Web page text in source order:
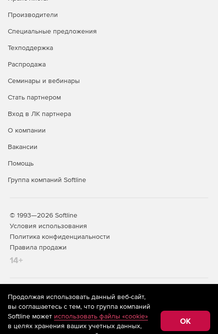
Производители
Специальные предложения
Техподдержка
Распродажа
Семинары и вебинары
Стать партнером
Вход в ЛК партнера
О компании
Вакансии
Помощь
Группа компаний Softline
© 1993—2026 Softline
Условия использования
Политика конфиденциальности
Правила продажи
14+
На информационном ресурсе store.softline.ru применяются
рекомендательные технологии
(информационные технологии
предоставления информации на основе сбора,
систематизации и анализа сведений, относящихся к
предпочтениям пользователей сети «Интернет»,
Продолжая использовать данный веб-сайт,
вы соглашаетесь с тем, что группа компаний
Softline может использовать файлы «cookie»
в целях хранения ваших учетных данных,
OK